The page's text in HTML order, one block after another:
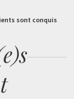
sont conquis